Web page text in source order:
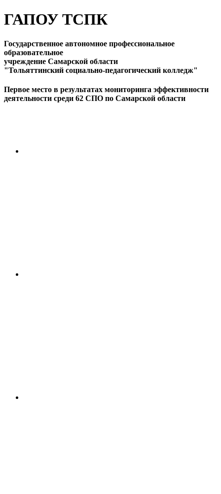
ГАПОУ ТСПК
Государственное автономное профессиональное
образовательное
учреждение Самарской области
"Тольяттинский социально-педагогический колледж"
Первое место в результатах мониторинга эффективности
деятельности среди 62 СПО по Самарской области